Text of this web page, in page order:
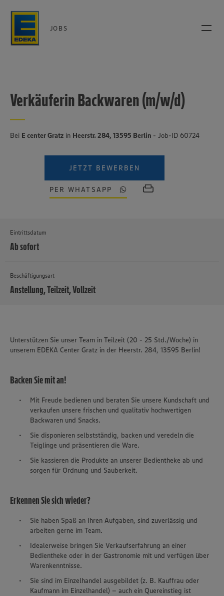
JOBS
Verkäuferin Backwaren (m/w/d)
Bei E center Gratz in Heerstr. 284, 13595 Berlin - Job-ID 60724
JETZT BEWERBEN
PER WHATSAPP
Eintrittsdatum
Ab sofort
Beschäftigungsart
Anstellung, Teilzeit, Vollzeit
Unterstützen Sie unser Team in Teilzeit (20 - 25 Std./Woche) in
unserem EDEKA Center Gratz in der Heerstr. 284, 13595 Berlin!
Backen Sie mit an!
Mit Freude bedienen und beraten Sie unsere Kundschaft und
verkaufen unsere frischen und qualitativ hochwertigen
Backwaren und Snacks.
Sie disponieren selbstständig, backen und veredeln die
Teiglinge und präsentieren die Ware.
Sie kassieren die Produkte an unserer Bedientheke ab und
sorgen für Ordnung und Sauberkeit.
Erkennen Sie sich wieder?
Sie haben Spaß an Ihren Aufgaben, sind zuverlässig und
arbeiten gerne im Team.
Idealerweise bringen Sie Verkaufserfahrung an einer
Bedientheke oder in der Gastronomie mit und verfügen über
Warenkenntnisse.
Sie sind im Einzelhandel ausgebildet (z. B. Kauffrau oder
Kaufmann im Einzelhandel) – auch ein Quereinstieg ist